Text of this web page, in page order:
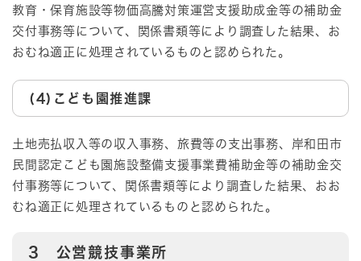
教育・保育施設等物価高騰対策運営支援助成金等の補助金
交付事務等について、関係書類等により調査した結果、お
おむね適正に処理されているものと認められた。
(4)こども園推進課
土地売払収入等の収入事務、旅費等の支出事務、岸和田市
民間認定こども園施設整備支援事業費補助金等の補助金交
付事務等について、関係書類等により調査した結果、おお
むね適正に処理されているものと認められた。
3 公営競技事業所